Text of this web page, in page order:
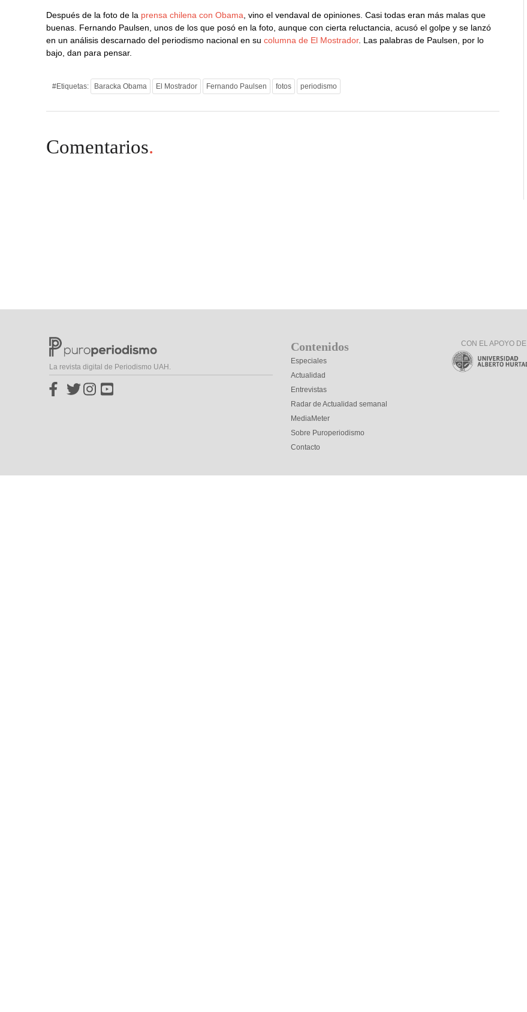
Después de la foto de la prensa chilena con Obama, vino el vendaval de opiniones. Casi todas eran más malas que
buenas. Fernando Paulsen, unos de los que posó en la foto, aunque con cierta reluctancia, acusó el golpe y se lanzó
en un análisis descarnado del periodismo nacional en sucolumna de El Mostrador. Las palabras de Paulsen, por lo
bajo, dan para pensar.
#Etiquetas: Baracka Obama El Mostrador Fernando Paulsen fotos periodismo
Comentarios.
La revista digital de Periodismo UAH.
Contenidos
Especiales
Actualidad
Entrevistas
Radar de Actualidad semanal
MediaMeter
Sobre Puroperiodismo
Contacto
CON EL APOYO DE